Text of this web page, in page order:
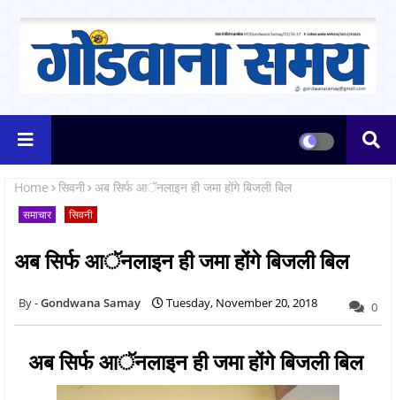
Home सिवनी अब सिर्फ आॅनलाइन ही जमा होंगे बिजली बिल
समाचार सिवनी
अब सिर्फ आॅनलाइन ही जमा होंगे बिजली बिल
Gondwana Samay Tuesday, November 20, 2018 0
अब सिर्फ आॅनलाइन ही जमा होंगे बिजली बिल